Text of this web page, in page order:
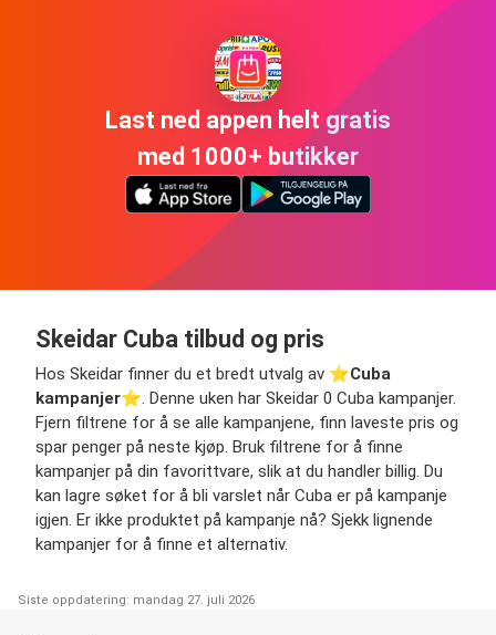
Last ned appen helt gratis
med 1000+ butikker
Skeidar Cuba tilbud og pris
Hos Skeidar finner du et bredt utvalg av ⭐️Cuba
kampanjer⭐️. Denne uken har Skeidar 0 Cuba kampanjer.
Fjern filtrene for å se alle kampanjene, finn laveste pris og
spar penger på neste kjøp. Bruk filtrene for å finne
kampanjer på din favorittvare, slik at du handler billig. Du
kan lagre søket for å bli varslet når Cuba er på kampanje
igjen. Er ikke produktet på kampanje nå? Sjekk lignende
kampanjer for å finne et alternativ.
Siste oppdatering: mandag 27. juli 2026